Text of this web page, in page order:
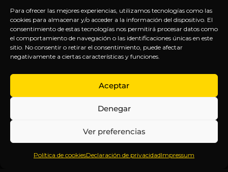
Para ofrecer las mejores experiencias, utilizamos tecnologías como las
cookies para almacenar y/o acceder a la información del dispositivo. El
consentimiento de estas tecnologías nos permitirá procesar datos como
el comportamiento de navegación o las identificaciones únicas en este
sitio. No consentir o retirar el consentimiento, puede afectar
negativamente a ciertas características y funciones.
Aceptar
Denegar
Ver preferencias
Política de cookiesDeclaración de privacidadImpressum
suscripción.
Inteligencia
Anticipándonos
EXPLORA
Inicio
Sobre
Contenido
Webinars
LEGAL
Política
de
Términos y
Aviso
SÍGUENOS